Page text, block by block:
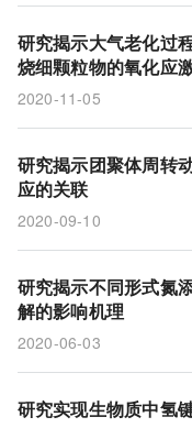
研究揭示大气老化过
烧细颗粒物的氧化应
2020-11-05
研究揭示团聚体周转
应的关联
2020-09-10
研究揭示不同形式氮
解的影响机理
2020-06-03
研究实现生物质中氢